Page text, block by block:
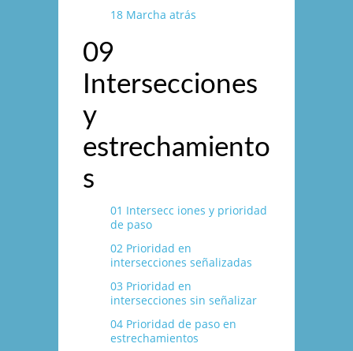
18 Marcha atrás
09
Intersecciones
y
estrechamiento
s
01 Intersecc iones y prioridad
de paso
02 Prioridad en
intersecciones señalizadas
03 Prioridad en
intersecciones sin señalizar
04 Prioridad de paso en
estrechamientos